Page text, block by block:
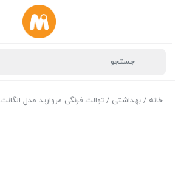
خانه / بهداشتی / توالت فرنگی مروارید مدل الگانت